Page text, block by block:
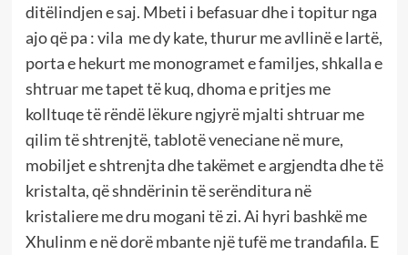
ditëlindjen e saj. Mbeti i befasuar dhe i topitur nga
ajo që pa : vila me dy kate, thurur me avllinë e lartë,
porta e hekurt me monogramet e familjes, shkalla e
shtruar me tapet të kuq, dhoma e pritjes me
kolltuqe të rëndë lëkure ngjyrë mjalti shtruar me
qilim të shtrenjtë, tablotë veneciane në mure,
mobiljet e shtrenjta dhe takëmet e argjendta dhe të
kristalta, që shndërinin të serënditura në
kristaliere me dru mogani të zi. Ai hyri bashkë me
Xhulinm e në dorë mbante një tufë me trandafila. E